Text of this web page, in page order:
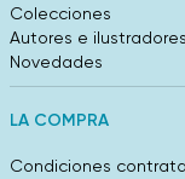
Colecciones
Autores e ilustradores
Novedades
LA COMPRA
Condiciones